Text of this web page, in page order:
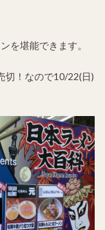
を堪能できます。
切！なので10/22(日)